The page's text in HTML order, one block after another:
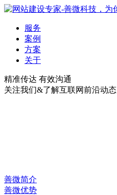
服务
案例
方案
关于
精准传达 有效沟通
关注我们&了解互联网前沿动态
善微简介
善微优势